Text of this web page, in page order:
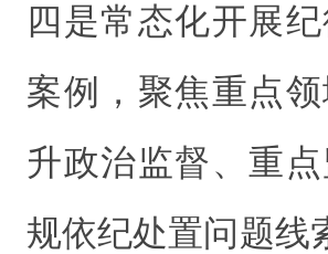
四是常态化开展
案例，聚焦重点
升政治监督、重
规依纪处置问题线